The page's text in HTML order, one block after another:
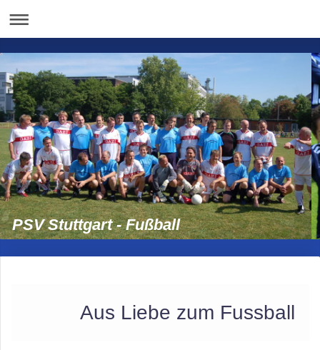
PSV Stuttgart - Fußball
Aus Liebe zum Fussball